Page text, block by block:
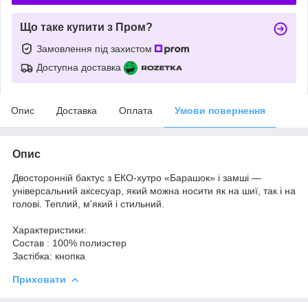
Що таке купити з Пром?
Замовлення під захистом
Доступна доставка
Опис Доставка Оплата Умови повернення
Опис
Двосторонній бактус з ЕКО-хутро «Барашок» і замші —
універсальний аксесуар, який можна носити як на шиї, так і на
голові. Теплий, м'який і стильний.
Характеристики:
Состав : 100% полиэстер
Застібка: кнопка
Приховати